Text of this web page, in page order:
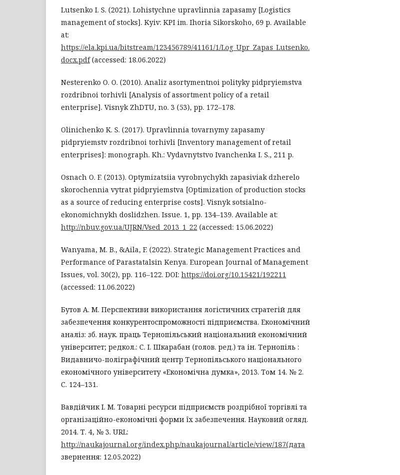
Lutsenko I. S. (2021). Lohistychne upravlinnia zapasamy [Logistics
management of stocks]. Kyiv: KPI im. Ihoria Sikorskoho, 69 p. Available
at:
https://ela.kpi.ua/bitstream/123456789/41161/1/Log_Upr_Zapas_Lutsenko.
docx.pdf(accessed: 18.06.2022)
Nesterenko O. O. (2010). Analiz asortymentnoi polityky pidpryiemstva
rozdribnoi torhivli [Analysis of assortment policy of a retail
enterprise]. Visnyk ZhDTU, no. 3 (53), pp. 172–178.
Olinichenko K. S. (2017). Upravlinnia tovarnymy zapasamy
pidpryiemstv rozdribnoi torhivli [Inventory management of retail
enterprises]: monograph. Kh.: Vydavnytstvo Ivanchenka I. S., 211 p.
Osnach O. F. (2013). Optymizatsiia vyrobnychykh zapasiviak dzherelo
skorochennia vytrat pidpryiemstva [Optimization of production stocks
as a source of reducing enterprise costs]. Visnyk sotsialno-
ekonomichnykh doslidzhen. Issue. 1, pp. 134–139. Available at:
http://nbuv.gov.ua/UJRN/Vsed_2013_1_22 (accessed: 15.06.2022)
Wanyama, M. B., &Aila, F. (2022). Strategic Management Practices and
Performance of Parastatalsin Kenya. European Journal of Management
Issues, vol. 30(2), pp. 116–122. DOI: https://doi.org/10.15421/192211
(accessed: 11.06.2022)
Бутов А. М. Перспективи використання логістичних стратегій для
забезпечення конкурентоспроможності підприємства. Економічний
аналіз: зб. наук. праць Тернопільський національний економічний
університет; редкол.: С. І. Шкарабан (голов. ред.) та ін. Тернопіль :
Видавничо-поліграфічний центр Тернопільського національного
економічного університету «Економічна думка», 2013. Том 14. № 2.
С. 124–131.
Вавдійчик І. М. Товарні ресурси підприємств роздрібної торгівлі та
організаційно-економічні форми їх забезпечення. Науковий огляд.
2014. Т. 4, № 3. URL:
http://naukajournal.org/index.php/naukajournal/article/view/187(дата
звернення: 12.05.2022)